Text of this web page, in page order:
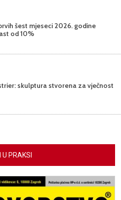
šest mjeseci 2026. godine
od 10%
skulptura stvorena za vječnost
PRAKSI